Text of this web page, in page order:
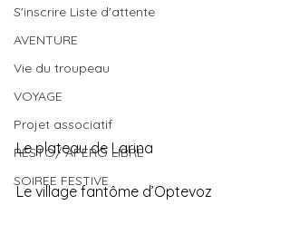
S'inscrire Liste d'attente
AVENTURE
Vie du troupeau
VOYAGE
Projet associatif
RESTO/ APERO LIBRE
SOIREE FESTIVE
Le plateau de Larina
Le village fantôme d’Optevoz